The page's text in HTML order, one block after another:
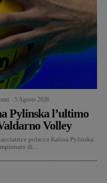
5 Agosto 2026
Pylinska l’ultimo
Volley
polacca Kalina Pylinska
di...